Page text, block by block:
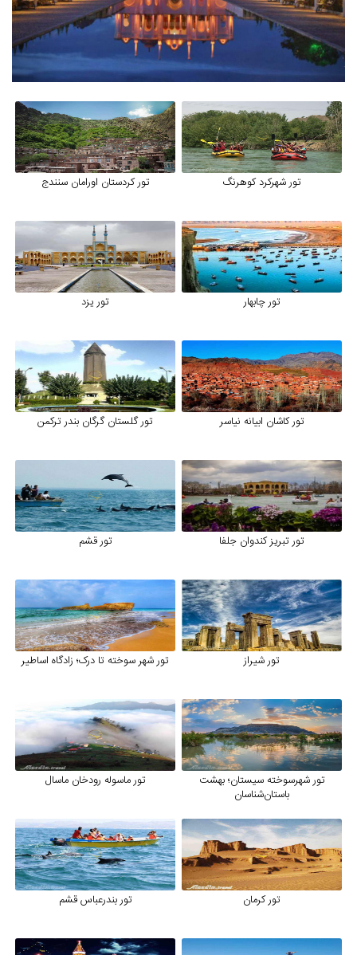
تور شهرکرد کوهرنگ تور کردستان اورامان سنندج
تور چابهار تور یزد
تور کاشان ابیانه نیاسر تور گلستان گرگان بندر ترکمن
تور تبریز کندوان جلفا تور قشم
تور شیراز تور شهر سوخته تا درک؛ زادگاه اساطیر
تور شهرسوخته سیستان؛ بهشت
باستان‌شناسان
تور ماسوله رودخان ماسال
تور کرمان تور بندرعباس قشم